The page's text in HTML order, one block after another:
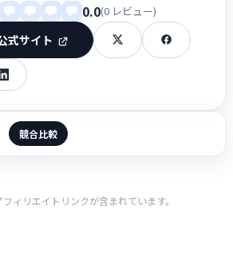
0.0(0 レビュー)
式サイト
競合比較
ィリエイトリンクが含まれています。